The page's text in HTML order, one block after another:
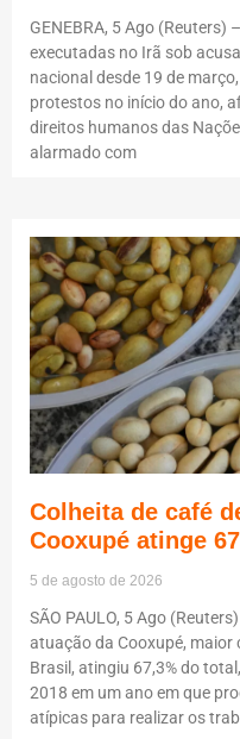
GENEBRA, 5 Ago (Reuters)
executadas no Irã sob
nacional desde 19 de
protestos no início do ano,
direitos humanos das
alarmado com
Colheita de café
Cooxupé atinge
5 de agosto de 2026
SÃO PAULO, 5 Ago
atuação da Cooxupé,
Brasil, atingiu 67,3% do
2018 em um ano em que
atípicas para realizar os